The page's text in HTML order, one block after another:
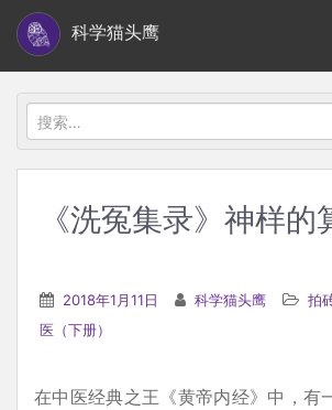
i
科学猫头鹰
搜
索：
《洗冤集录》神样的
2018年1月11日 科学猫头鹰
拍
医（下册）
在中医经典之王《黄帝内经》中，有